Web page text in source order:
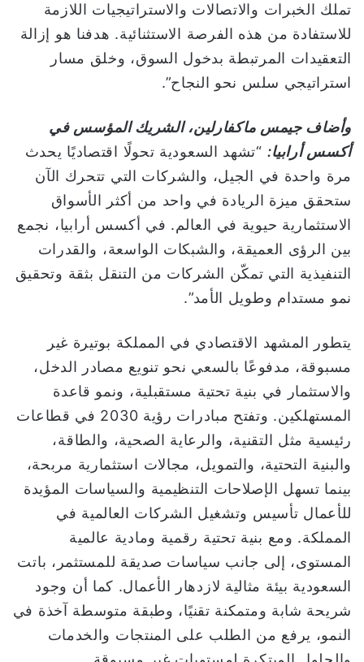
تملك الخبرات والاتصالات والاستراتيجيات اللازمة
للاستفادة من هذه الفرصة الاستثنائية. هدفنا هو إزالة
التعقيدات المرتبطة بدخول السوق، وخلق مسار
استراتيجي سلس نحو النجاح”.
وأضاف جيمس ماكفارلين، الشريك المؤسس في
أكسس أرابيا: “تشهد السعودية تحولًا اقتصاديًا يحدث
مرة واحدة في الجيل، والشركات التي تتحرك الآن
ستحقق ميزة الريادة في واحد من أكثر الأسواق
الاستثمارية حيوية في العالم. في أكسس أرابيا، نجمع
بين الرؤى العميقة، والشبكات الواسعة، والقدرات
التنفيذية التي تمكّن الشركات من التنقل بثقة وتحقيق
نمو مستدام وطويل الأمد”.
يتطور المشهد الاقتصادي في المملكة بوتيرة غير
مسبوقة، مدفوعًا بالسعي نحو تنويع مصادر الدخل،
والاستثمار في بنية تحتية مستقبلية، ونمو قاعدة
المستهلكين. وتفتح مبادرات رؤية 2030 في قطاعات
رئيسية مثل التقنية، والرعاية الصحية، والطاقة،
والبنية التحتية، والتمويل، مجالات استثمارية مربحة،
بينما تسهل الإصلاحات التنظيمية والسياسات المؤيدة
للأعمال تأسيس وتشغيل الشركات العالمية في
المملكة. ومع بنية تحتية رقمية ومادية عالمية
المستوى، إلى جانب سياسات صديقة للمستثمر، باتت
السعودية بيئة مثالية لازدهار الأعمال. كما أن وجود
شريحة شابة ومتمكنة تقنيًا، وطبقة متوسطة آخذة في
النمو، يرفع من الطلب على المنتجات والخدمات